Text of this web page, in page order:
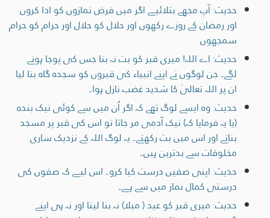
حدیث: آپ مجھے بتلائیے اگر میں فرض نمازوں کو ادا کروں
اور رمضان کے روزے رکھوں اور حلال کو حلال اور حرام کو حرام
سمجھوں
حدیث: اے اللہ! میری قبر کو بت نہ بنا جس کی پوجا ہونے
لگے۔ جن لوگوں نے اپنے انبیاء کی قبروں کو سجدہ گاہ بنا لیا
ان پر اللہ تعالیٰ کا شدید غضب نازل ہوا۔
حدیث: وہ ایسے لوگ تھے کہ اگر اُن میں سے کوئی نیک بندہ
(یا یہ فرمایا کہ) نیک آدمی مر جاتا تو اس کی قبر پر مسجد
بناتے اور اس میں بت رکھتے۔ یہ لوگ اللہ کے نزدیک ساری
مخلوقات سے بدترین ہیں۔
حدیث: اپنی صفیں درست کیا کرو۔ اس لیے کہ صفوں کی
درستی کمال نماز میں سے ہے۔
حدیث: میری قبر کو عید ( میلا) نہ بنا لینا اور نہ ہی اپنے